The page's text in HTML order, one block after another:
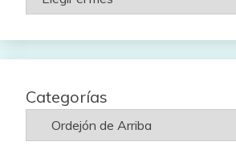
Categorías